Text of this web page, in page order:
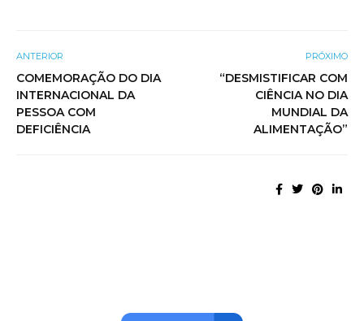
ANTERIOR
COMEMORAÇÃO DO DIA
INTERNACIONAL DA
PESSOA COM
DEFICIÊNCIA
PRÓXIMO
“DESMISTIFICAR COM
CIÊNCIA NO DIA
MUNDIAL DA
ALIMENTAÇÃO”